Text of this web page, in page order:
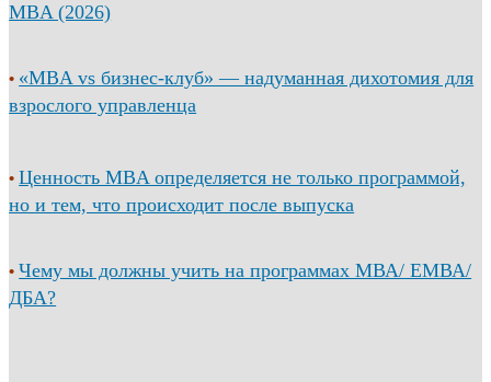
MBA (2026)
• «MBA vs бизнес-клуб» — надуманная дихотомия для
взрослого управленца
•Ценность MBA определяется не только программой,
но и тем, что происходит после выпуска
• Чему мы должны учить на программах МВА/ ЕМВА/
ДБА?